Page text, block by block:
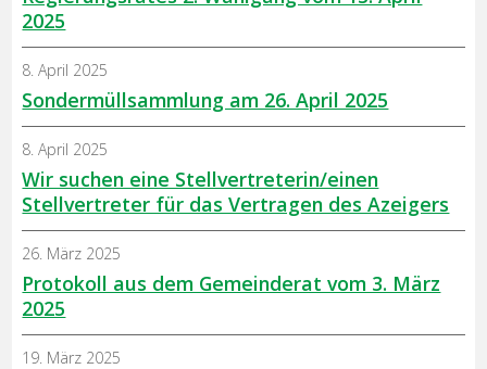
2025
Sondermüllsammlung am 26. April 2025
8. April 2025
Wir suchen eine Stellvertreterin/einen
Stellvertreter für das Vertragen des Azeigers
8. April 2025
Protokoll aus dem Gemeinderat vom 3. März
2025
26. März 2025
19. März 2025